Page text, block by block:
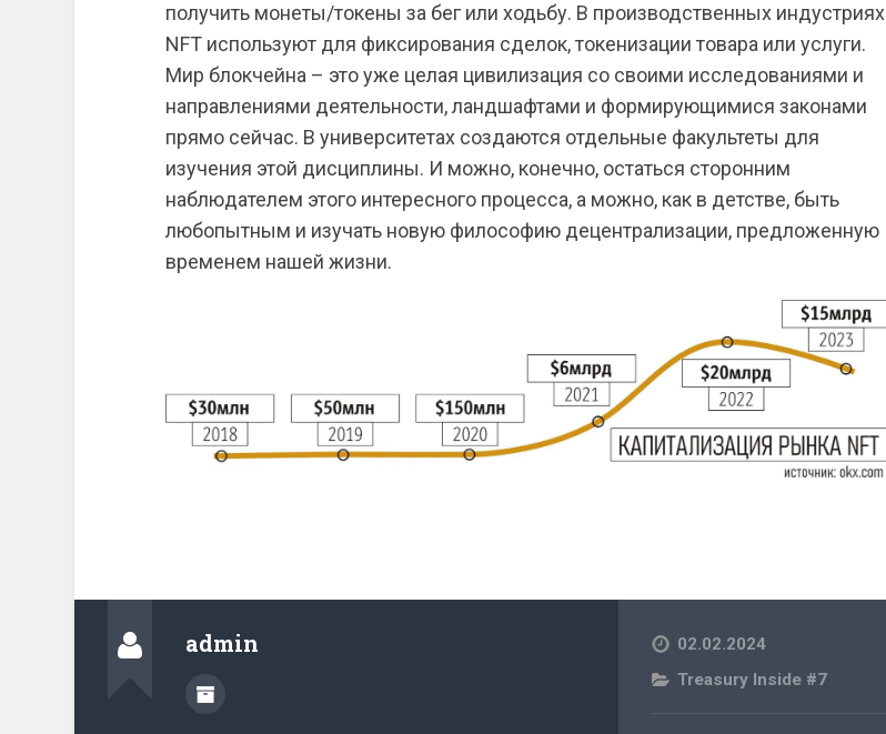
получить монеты/токены за бег или ходьбу. В производственных индустриях
NFT используют для фиксирования сделок, токенизации товара или услуги.
Мир блокчейна – это уже целая цивилизация со своими исследованиями и
направлениями деятельности, ландшафтами и формирующимися законами
прямо сейчас. В университетах создаются отдельные факультеты для
изучения этой дисциплины. И можно, конечно, остаться сторонним
наблюдателем этого интересного процесса, а можно, как в детстве, быть
любопытным и изучать новую философию децентрализации, предложенную
временем нашей жизни.
admin
02.02.2024
Treasury Inside #7